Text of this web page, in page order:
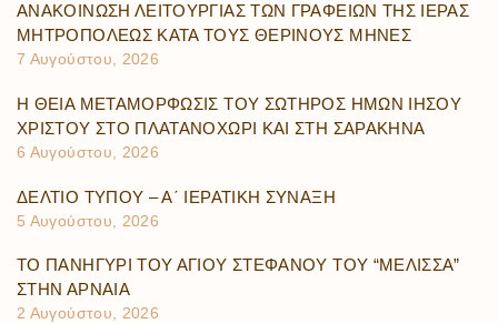
ΑΝΑΚΟΙΝΩΣΗ ΛΕΙΤΟΥΡΓΙΑΣ ΤΩΝ ΓΡΑΦΕΙΩΝ ΤΗΣ ΙΕΡΑΣ
ΜΗΤΡΟΠΟΛΕΩΣ ΚΑΤΑ ΤΟΥΣ ΘΕΡΙΝΟΥΣ ΜΗΝΕΣ
7 Αυγούστου, 2026
Η ΘΕΙΑ ΜΕΤΑΜΟΡΦΩΣΙΣ ΤΟΥ ΣΩΤΗΡΟΣ ΗΜΩΝ ΙΗΣΟΥ
ΧΡΙΣΤΟΥ ΣΤΟ ΠΛΑΤΑΝΟΧΩΡΙ ΚΑΙ ΣΤΗ ΣΑΡΑΚΗΝΑ
6 Αυγούστου, 2026
ΔΕΛΤΙΟ ΤΥΠΟΥ – Α΄ ΙΕΡΑΤΙΚΗ ΣΥΝΑΞΗ
5 Αυγούστου, 2026
ΤΟ ΠΑΝΗΓΥΡΙ ΤΟΥ ΑΓΙΟΥ ΣΤΕΦΑΝΟΥ ΤΟΥ “ΜΕΛΙΣΣΑ”
ΣΤΗΝ ΑΡΝΑΙΑ
2 Αυγούστου, 2026